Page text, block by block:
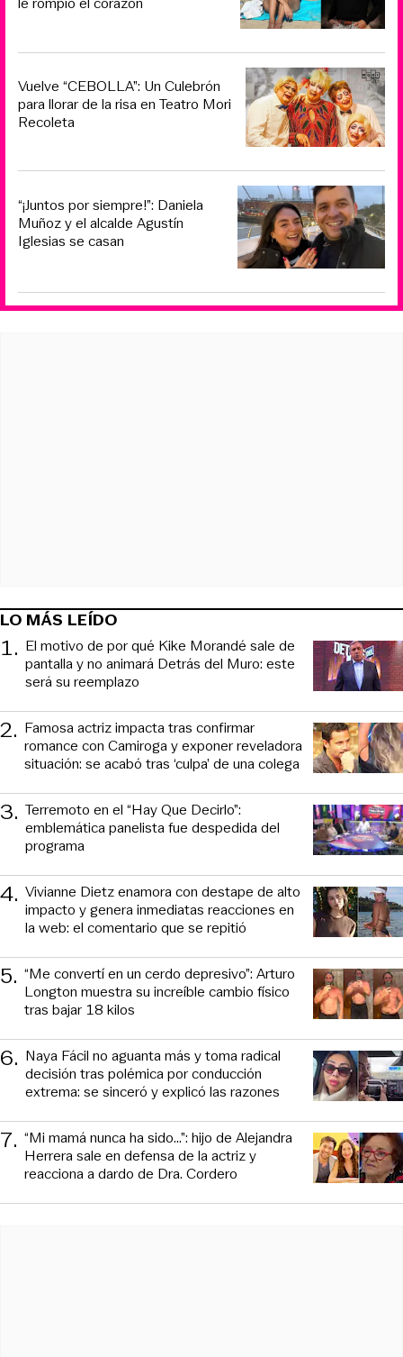
Vuelve “CEBOLLA”: Un Culebrón
para llorar de la risa en Teatro Mori
Recoleta
“¡Juntos por siempre!”: Daniela
Muñoz y el alcalde Agustín
Iglesias se casan
LO MÁS LEÍDO
1. El motivo de por qué Kike Morandé sale de
pantalla y no animará Detrás del Muro: este
será su reemplazo
2. Famosa actriz impacta tras confirmar
romance con Camiroga y exponer reveladora
situación: se acabó tras ‘culpa’ de una colega
3. Terremoto en el “Hay Que Decirlo”:
emblemática panelista fue despedida del
programa
4. Vivianne Dietz enamora con destape de alto
impacto y genera inmediatas reacciones en
la web: el comentario que se repitió
5. “Me convertí en un cerdo depresivo”: Arturo
Longton muestra su increíble cambio físico
tras bajar 18 kilos
6. Naya Fácil no aguanta más y toma radical
decisión tras polémica por conducción
extrema: se sinceró y explicó las razones
7. “Mi mamá nunca ha sido...”: hijo de Alejandra
Herrera sale en defensa de la actriz y
reacciona a dardo de Dra. Cordero